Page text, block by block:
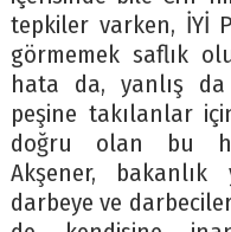
tepkiler varken, İYİ
görmemek saflık
hata da, yanlış
peşine takılanlar
doğru olan bu
Akşener, bakanlık
darbeye ve